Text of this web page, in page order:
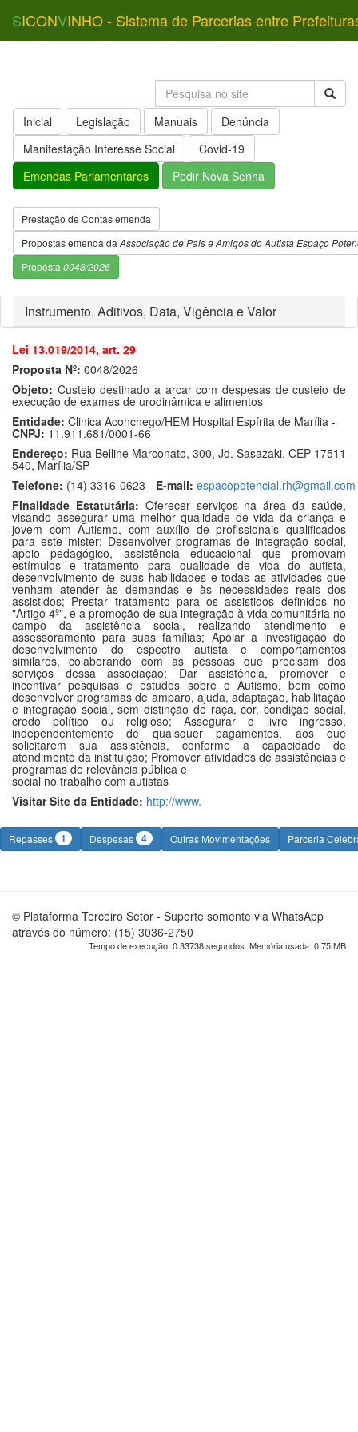
SICONVINHO - Sistema de Parcerias entre
Inicial Legislação Manuais
Denúncia
Manifestação Interesse Social
Covid-19
Emendas Parlamentares
Pedir Nova Senha
Prestação de Contas emenda
Propostas emenda da Associação de Pais e Amigos do Autista Espaço
Proposta 0048/2026
Instrumento, Aditivos, Data, Vigência e Valor
Lei 13.019/2014, art. 29
Proposta Nº: 0048/2026
Objeto: Custeio destinado a arcar com despesas de custeio de
execução de exames de urodinâmica e alimentos
Entidade: Clinica Aconchego/HEM Hospital Espírita de Marília -
CNPJ: 11.911.681/0001-66
Endereço: Rua Belline Marconato, 300, Jd. Sasazaki, CEP 17511-
540, Marília/SP
Telefone: (14) 3316-0623 - E-mail: espacopotencial.rh@gmail.com
Finalidade Estatutária: Oferecer serviços na área da saúde,
visando assegurar uma melhor qualidade de vida da criança e
jovem com Autismo, com auxílio de profissionais qualificados
para este mister; Desenvolver programas de integração social,
apoio pedagógico, assistência educacional que promovam
estímulos e tratamento para qualidade de vida do autista,
desenvolvimento de suas habilidades e todas as atividades que
venham atender às demandas e às necessidades reais dos
assistidos; Prestar tratamento para os assistidos definidos no
"Artigo 4º", e a promoção de sua integração à vida comunitária no
campo da assistência social, realizando atendimento e
assessoramento para suas famílias; Apoiar a investigação do
desenvolvimento do espectro autista e comportamentos
similares, colaborando com as pessoas que precisam dos
serviços dessa associação; Dar assistência, promover e
incentivar pesquisas e estudos sobre o Autismo, bem como
desenvolver programas de amparo, ajuda, adaptação, habilitação
e integração social, sem distinção de raça, cor, condição social,
credo político ou religioso; Assegurar o livre ingresso,
independentemente de quaisquer pagamentos, aos que
solicitarem sua assistência, conforme a capacidade de
atendimento da instituição; Promover atividades de assistências e
programas de relevância pública e
social no trabalho com autistas
Visitar Site da Entidade: http://www.
Repasses 1 Despesas 4 Outras Movimentações Parceria
© Plataforma Terceiro Setor - Suporte somente via WhatsApp
através do número: (15) 3036-2750
Tempo de execução: 0.33738 segundos. Memória usada: 0.75 MB